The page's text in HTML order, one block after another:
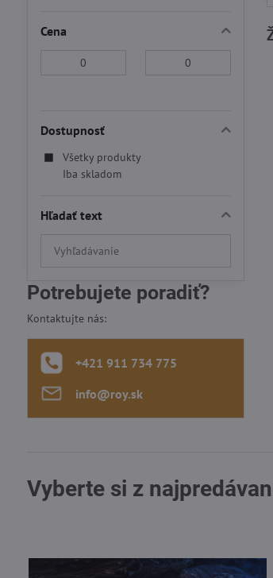
Cena
Dostupnosť
Všetky produkty
Iba skladom
Hľadať text
Prehľadať
výsledky
fulltextom
Potrebujete poradiť?
Kontaktujte nás:
+421 911 734 775
info​@roy​.sk
Vyberte si z